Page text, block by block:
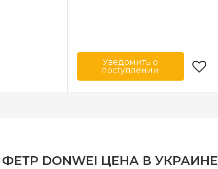
Уведомить о
поступлении
Бренд
Donwei
DONWEI ЦЕНА В УКРАИНЕ